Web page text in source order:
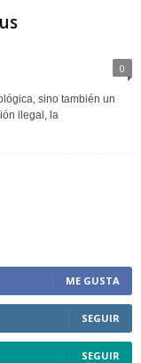
0
sino también un
ilegal, la
ME GUSTA
SEGUIR
SEGUIR